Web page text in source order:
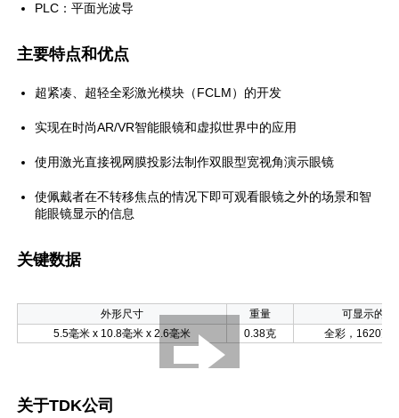
PLC：平面光波导
主要特点和优点
超紧凑、超轻全彩激光模块（FCLM）的开发
实现在时尚AR/VR智能眼镜和虚拟世界中的应用
使用激光直接视网膜投影法制作双眼型宽视角演示眼镜
使佩戴者在不转移焦点的情况下即可观看眼镜之外的场景和智
能眼镜显示的信息
关键数据
外形尺寸 重量
可显示的颜
5.5毫米 x 10.8毫米 x 2.6毫米
0.38克 全彩，1620万
关于TDK公司